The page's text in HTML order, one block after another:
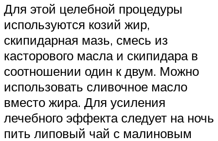
Для этой целебной процедуры
используются козий жир,
скипидарная мазь, смесь из
касторового масла и скипидара в
соотношении один к двум. Можно
использовать сливочное масло
вместо жира. Для усиления
лечебного эффекта следует на ночь
пить липовый чай с малиновым